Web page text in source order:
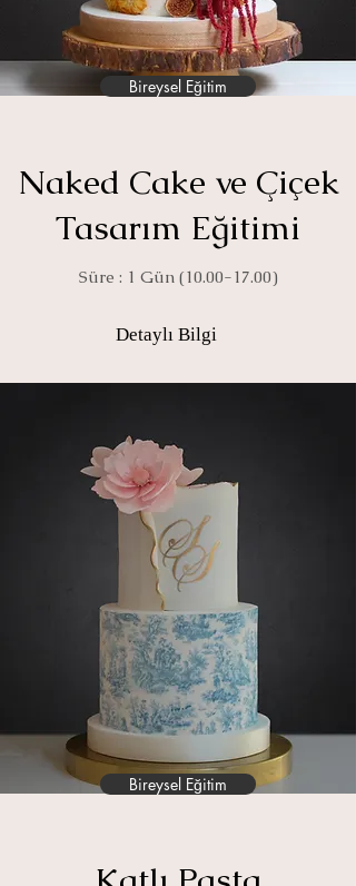
Bireysel Eğitim
Naked Cake ve Çiçek
Tasarım Eğitimi
Süre : 1 Gün (10.00-17.00)
Detaylı Bilgi
Bireysel Eğitim